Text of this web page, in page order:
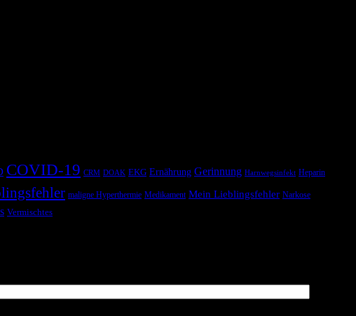
COVID-19 CRM DOAK EKG Ernährung Gerinnung Harnwegsinfekt Heparin
maligne Hyperthermie Medikament Mein Lieblingsfehler Narkose
Vermischtes